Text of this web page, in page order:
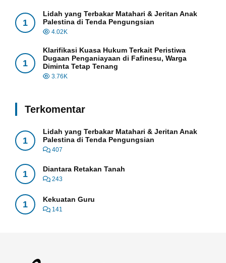
1
Lidah yang Terbakar Matahari & Jeritan Anak
Palestina di Tenda Pengungsian
4.02K
1
Klarifikasi Kuasa Hukum Terkait Peristiwa
Dugaan Penganiayaan di Fafinesu, Warga
Diminta Tetap Tenang
3.76K
Terkomentar
1
Lidah yang Terbakar Matahari & Jeritan Anak
Palestina di Tenda Pengungsian
407
1 Diantara Retakan Tanah
243
1 Kekuatan Guru
141